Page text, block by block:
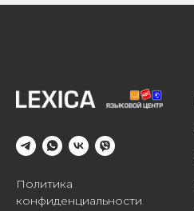
Политика
конфиденциальности